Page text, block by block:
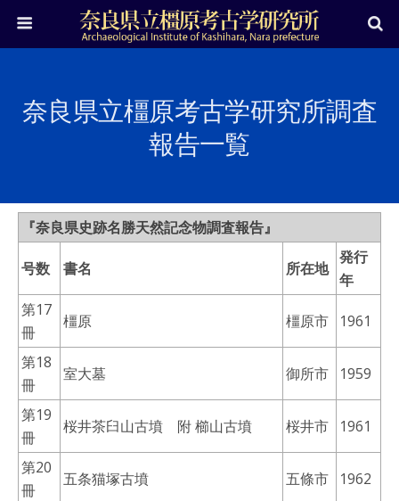
奈良県立橿原考古学研究所調査
報告一覧
『奈良県史跡名勝天然記念物調査報告』
号数 書名 所在地
発行
年
第17
冊
橿原 橿原市 1961
第18
冊
室大墓 御所市 1959
第19
冊
桜井茶臼山古墳 附 櫛山古墳 桜井市 1961
第20
冊
五条猫塚古墳 五條市 1962